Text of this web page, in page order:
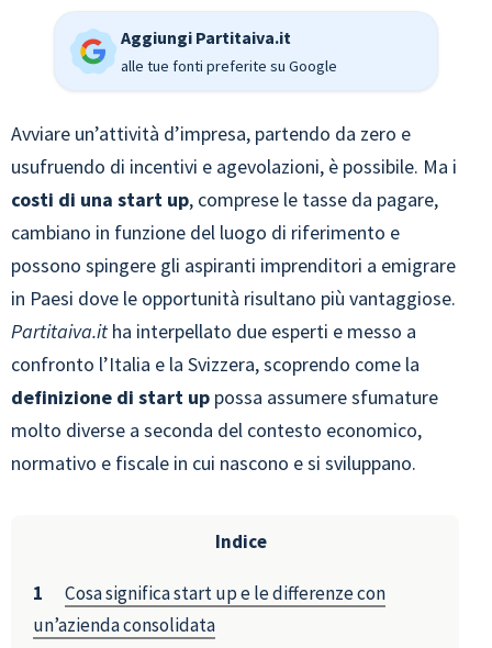
Aggiungi Partitaiva.it
alle tue fonti preferite su Google
Avviare un’attività d’impresa, partendo da zero e
usufruendo di incentivi e agevolazioni, è possibile. Ma i
costi di una start up, comprese le tasse da pagare,
cambiano in funzione del luogo di riferimento e
possono spingere gli aspiranti imprenditori a emigrare
in Paesi dove le opportunità risultano più vantaggiose.
Partitaiva.it ha interpellato due esperti e messo a
confronto l’Italia e la Svizzera, scoprendo come la
definizione di start up possa assumere sfumature
molto diverse a seconda del contesto economico,
normativo e fiscale in cui nascono e si sviluppano.
Indice
Cosa significa start up e le differenze con
un’azienda consolidata